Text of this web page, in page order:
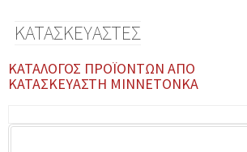
ΚΑΤΑΣΚΕΥΑΣΤΈΣ
ΚΑΤΆΛΟΓΟΣ ΠΡΟΪΌΝΤΩΝ ΑΠΌ
ΚΑΤΑΣΚΕΥΑΣΤΉ MINNETONKA